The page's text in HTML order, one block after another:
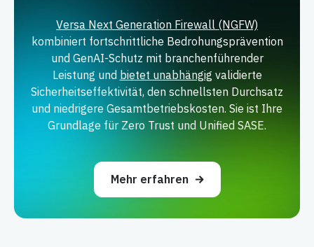
Versa Next Generation Firewall (NGFW)
kombiniert fortschrittliche Bedrohungsprävention
und GenAI-Schutz mit branchenführender
Leistung und bietet unabhängig validierte
Sicherheitseffektivität, den schnellsten Durchsatz
und niedrigere Gesamtbetriebskosten. Sie ist Ihre
Grundlage für Zero Trust und Unified SASE.
Mehr erfahren